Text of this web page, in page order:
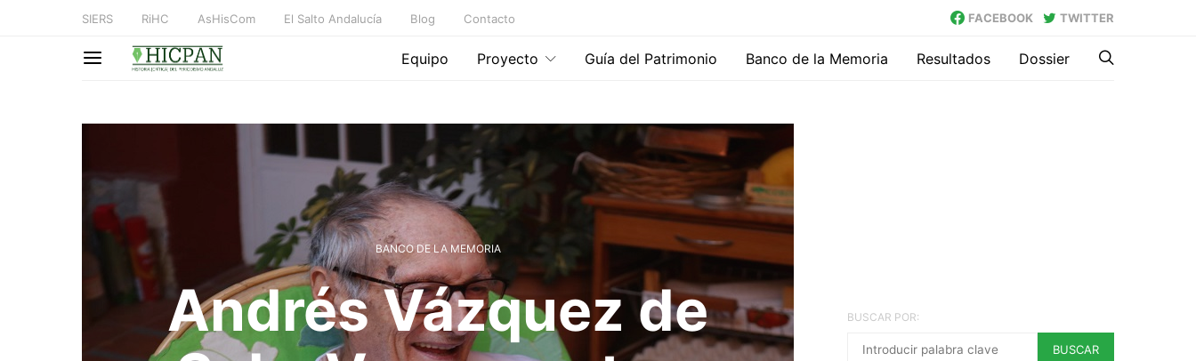
SIERS RiHC AsHisCom El Salto Andalucía Blog Contacto FACEBOOK TWITTER
Equipo Proyecto Guía del Patrimonio Banco de la Memoria Resultados Dossier
BANCO DE LA MEMORIA
Andrés Vázquez de
BUSCAR POR:
BUSCAR